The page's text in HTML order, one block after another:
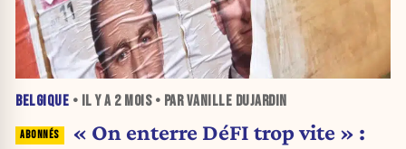
BELGIQUE • IL Y A 2 MOIS• PAR VANILLE DUJARDIN
« On enterre DéFI trop vite » :